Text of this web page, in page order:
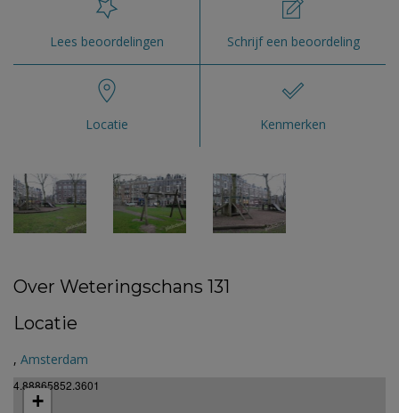
Lees beoordelingen Schrijf een beoordeling
Locatie Kenmerken
Over Weteringschans 131
Locatie
, Amsterdam
4.88865852.3601
+